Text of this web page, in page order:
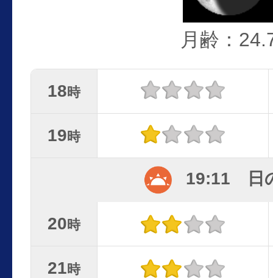
月齢：
18時
19時
19:11 日
20時
21時